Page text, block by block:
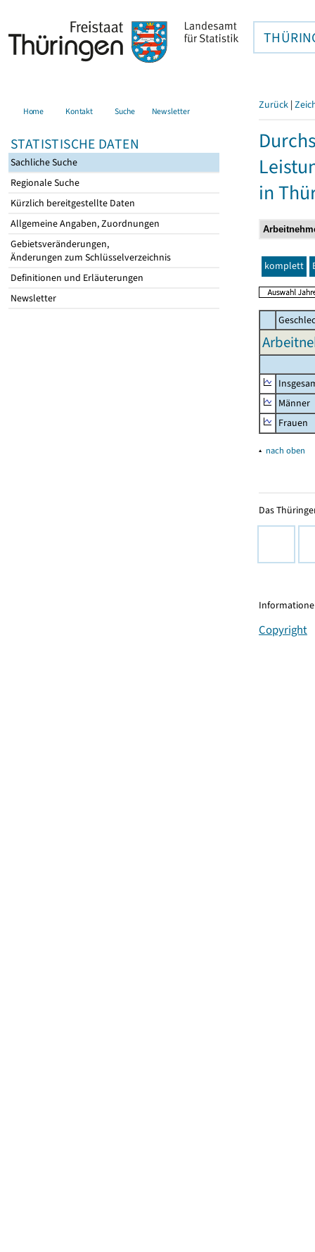
Home Kontakt Suche Newsletter
STATISTISCHE DATEN
Sachliche Suche
Regionale Suche
Kürzlich bereitgestellte Daten
Allgemeine Angaben, Zuordnungen
Gebietsveränderungen,
Änderungen zum Schlüsselverzeichnis
Definitionen und Erläuterungen
Newsletter
Zurück |
in
komplett
Männer
Frauen
▴ nach oben
Das
Copyright